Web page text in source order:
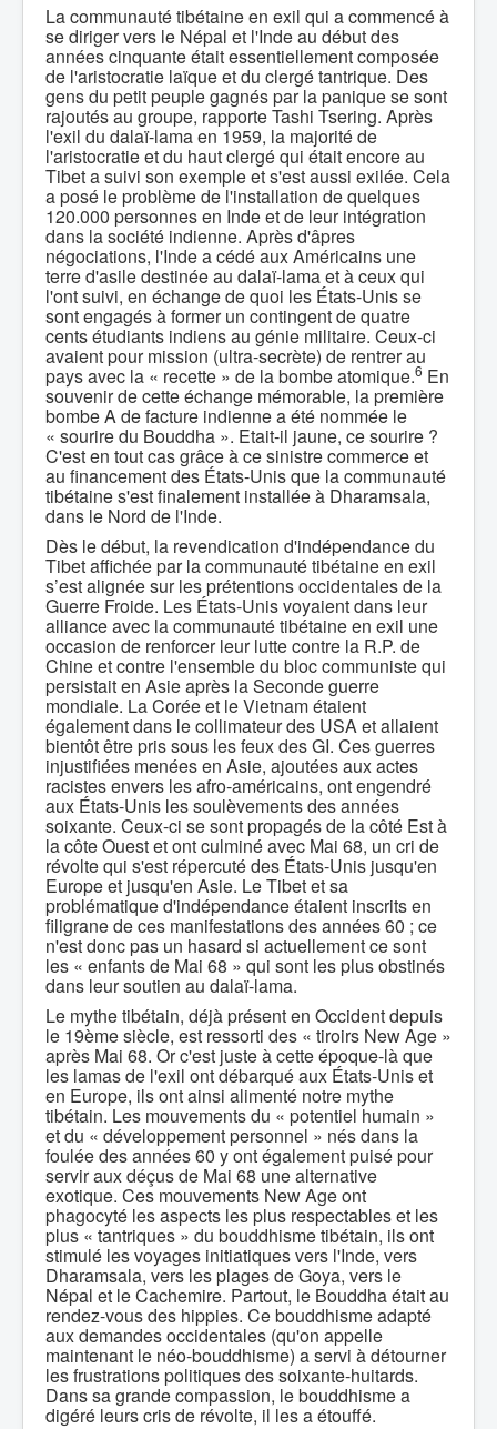
La communauté tibétaine en exil qui a commencé à
se diriger vers le Népal et l'Inde au début des
années cinquante était essentiellement composée
de l'aristocratie laïque et du clergé tantrique. Des
gens du petit peuple gagnés par la panique se sont
rajoutés au groupe, rapporte Tashi Tsering. Après
l'exil du dalaï-lama en 1959, la majorité de
l'aristocratie et du haut clergé qui était encore au
Tibet a suivi son exemple et s'est aussi exilée. Cela
a posé le problème de l'installation de quelques
120.000 personnes en Inde et de leur intégration
dans la société indienne. Après d'âpres
négociations, l'Inde a cédé aux Américains une
terre d'asile destinée au dalaï-lama et à ceux qui
l'ont suivi, en échange de quoi les États-Unis se
sont engagés à former un contingent de quatre
cents étudiants indiens au génie militaire. Ceux-ci
avaient pour mission (ultra-secrète) de rentrer au
pays avec la « recette » de la bombe atomique.6 En
souvenir de cette échange mémorable, la première
bombe A de facture indienne a été nommée le
« sourire du Bouddha ». Etait-il jaune, ce sourire ?
C'est en tout cas grâce à ce sinistre commerce et
au financement des États-Unis que la communauté
tibétaine s'est finalement installée à Dharamsala,
dans le Nord de l'Inde.
Dès le début, la revendication d'indépendance du
Tibet affichée par la communauté tibétaine en exil
s’est alignée sur les prétentions occidentales de la
Guerre Froide. Les États-Unis voyaient dans leur
alliance avec la communauté tibétaine en exil une
occasion de renforcer leur lutte contre la R.P. de
Chine et contre l'ensemble du bloc communiste qui
persistait en Asie après la Seconde guerre
mondiale. La Corée et le Vietnam étaient
également dans le collimateur des USA et allaient
bientôt être pris sous les feux des GI. Ces guerres
injustifiées menées en Asie, ajoutées aux actes
racistes envers les afro-américains, ont engendré
aux États-Unis les soulèvements des années
soixante. Ceux-ci se sont propagés de la côté Est à
la côte Ouest et ont culminé avec Mai 68, un cri de
révolte qui s'est répercuté des États-Unis jusqu'en
Europe et jusqu'en Asie. Le Tibet et sa
problématique d'indépendance étaient inscrits en
filigrane de ces manifestations des années 60 ; ce
n'est donc pas un hasard si actuellement ce sont
les « enfants de Mai 68 » qui sont les plus obstinés
dans leur soutien au dalaï-lama.
Le mythe tibétain, déjà présent en Occident depuis
le 19ème siècle, est ressorti des « tiroirs New Age »
après Mai 68. Or c'est juste à cette époque-là que
les lamas de l'exil ont débarqué aux États-Unis et
en Europe, ils ont ainsi alimenté notre mythe
tibétain. Les mouvements du « potentiel humain »
et du « développement personnel » nés dans la
foulée des années 60 y ont également puisé pour
servir aux déçus de Mai 68 une alternative
exotique. Ces mouvements New Age ont
phagocyté les aspects les plus respectables et les
plus « tantriques » du bouddhisme tibétain, ils ont
stimulé les voyages initiatiques vers l'Inde, vers
Dharamsala, vers les plages de Goya, vers le
Népal et le Cachemire. Partout, le Bouddha était au
rendez-vous des hippies. Ce bouddhisme adapté
aux demandes occidentales (qu'on appelle
maintenant le néo-bouddhisme) a servi à détourner
les frustrations politiques des soixante-huitards.
Dans sa grande compassion, le bouddhisme a
digéré leurs cris de révolte, il les a étouffé.